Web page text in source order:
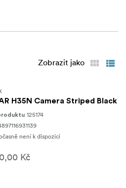
a knoflík pro přetáčení
vzhledech
Zobrazit jako
H35N Camera Striped Black
125174
není k dispozici
Kč